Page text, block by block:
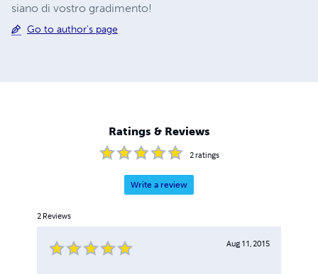
siano di vostro gradimento!
Go to author's page
Ratings & Reviews
2ratings
Write a review
2 Reviews
Aug 11, 2015